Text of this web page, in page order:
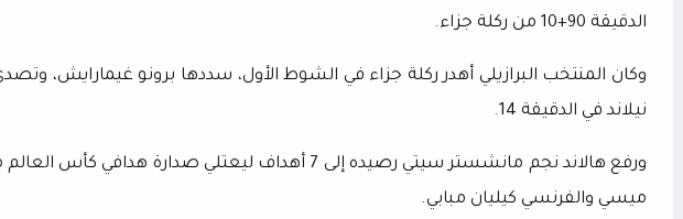
الدقيقة 90+10 من ركلة جزاء.
وكان المنتخب البرازيلي أهدر ركلة جزاء في الشوط الأول، سددها برونو غيمارايش،
نيلاند في الدقيقة 14.
ورفع هالاند نجم مانشستر سيتي رصيده إلى 7 أهداف ليعتلي صدارة
ميسي والفرنسي كيليان مبابي.